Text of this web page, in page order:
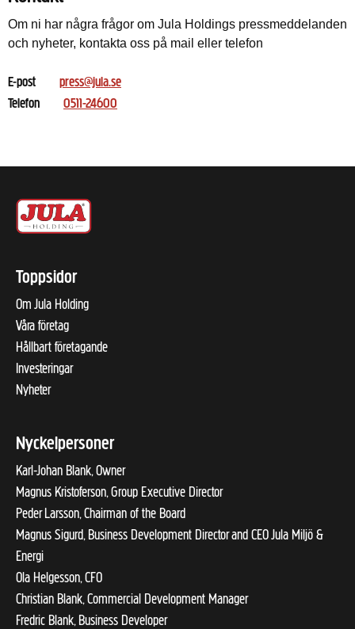
Om ni har några frågor om Jula Holdings pressmeddelanden
och nyheter, kontakta oss på mail eller telefon
E-post
press@jula.se
Telefon
0511-24600
Toppsidor
Om Jula Holding
Våra företag
Hållbart företagande
Investeringar
Nyheter
Nyckelpersoner
Karl-Johan Blank, Owner
Magnus Kristoferson, Group Executive Director
Peder Larsson, Chairman of the Board
Magnus Sigurd, Business Development Director and CEO Jula Miljö &
Energi
Ola Helgesson, CFO
Christian Blank, Commercial Development Manager
Fredric Blank, Business Developer